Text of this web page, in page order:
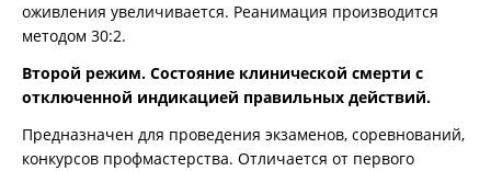
оживления увеличивается. Реанимация производится
методом 30:2.
Второй режим. Состояние клинической смерти с
отключенной индикацией правильных действий.
Предназначен для проведения экзаменов, соревнований,
конкурсов профмастерства. Отличается от первого